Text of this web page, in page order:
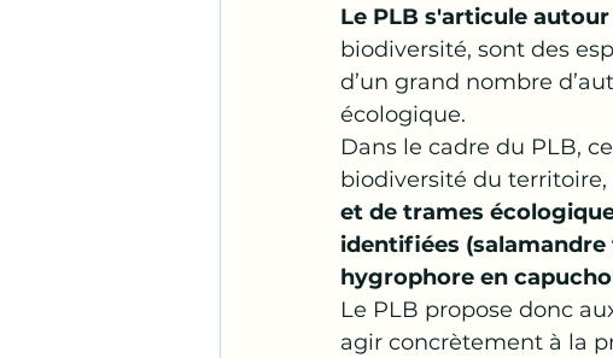
Le PLB s'articule
biodiversité, sont des
d’un grand nombre
écologique.
Dans le cadre du PLB,
biodiversité du territoire,
et de trames
identifiées
hygrophore en
Le PLB propose donc
agir concrètement à la